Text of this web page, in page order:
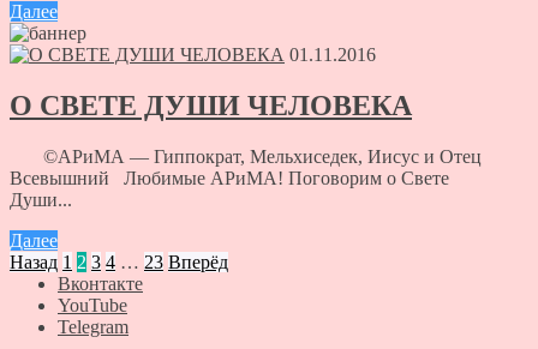
Далее
01.11.2016
О СВЕТЕ ДУШИ ЧЕЛОВЕКА
©АРиМА — Гиппократ, Мельхиседек, Иисус и Отец
Всевышний Любимые АРиМА! Поговорим о Свете
Души...
Далее
Назад 1 2 3 4 … 23 Вперёд
Вконтакте
YouTube
Telegram